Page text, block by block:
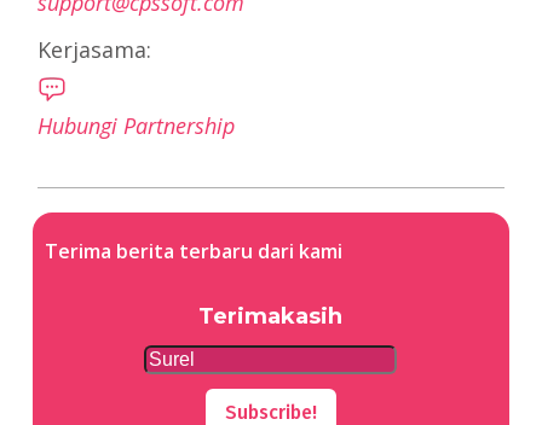
Kerjasama:
Hubungi Partnership
Terima berita terbaru dari kami
Terimakasih
Subscribe!